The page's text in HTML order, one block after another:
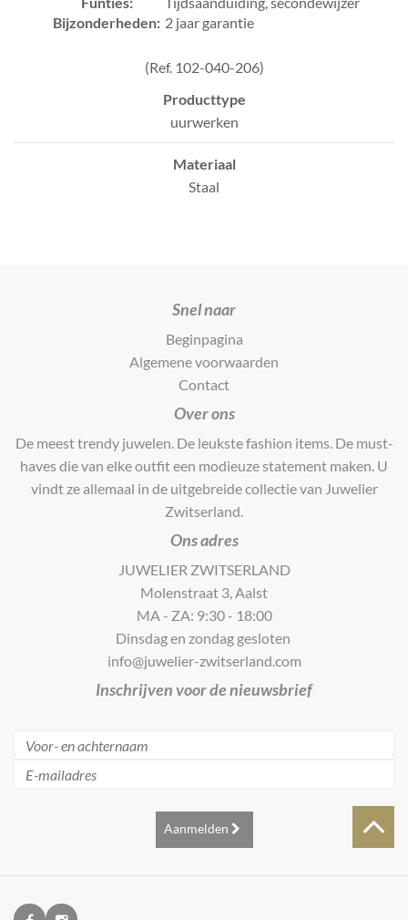
Bijzonderheden: 2 jaar garantie
(Ref. 102-040-206)
Producttype
uurwerken
Materiaal
Staal
Snel naar
Beginpagina
Algemene voorwaarden
Contact
Over ons
De meest trendy juwelen. De leukste fashion items. De must-
haves die van elke outfit een modieuze statement maken. U
vindt ze allemaal in de uitgebreide collectie van Juwelier
Zwitserland.
Ons adres
JUWELIER ZWITSERLAND
Molenstraat 3, Aalst
MA - ZA: 9:30 - 18:00
Dinsdag en zondag gesloten
info@juwelier-zwitserland.com
Inschrijven voor de nieuwsbrief
Aanmelden